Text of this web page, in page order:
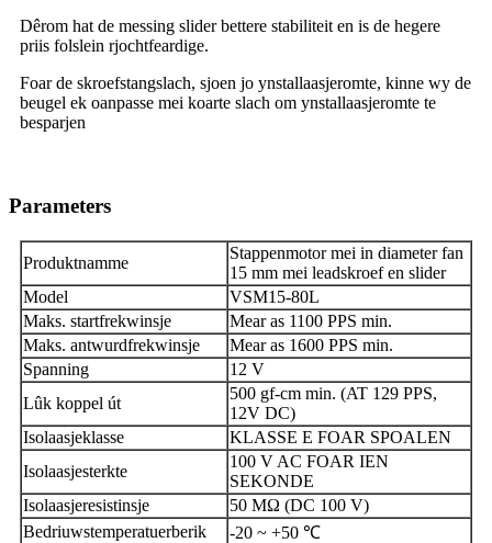
Dêrom hat de messing slider bettere stabiliteit en is de hegere
priis folslein rjochtfeardige.
Foar de skroefstangslach, sjoen jo ynstallaasjeromte, kinne wy ​​de
beugel ek oanpasse mei koarte slach om ynstallaasjeromte te
besparjen
Parameters
Produktnamme
Stappenmotor mei in diameter fan
15 mm mei leadskroef en slider
Model
VSM15-80L
Maks. startfrekwinsje
Mear as 1100 PPS min.
Maks. antwurdfrekwinsje
Mear as 1600 PPS min.
Spanning
12 V
Lûk koppel út
500 gf-cm min. (AT 129 PPS,
12V DC)
Isolaasjeklasse
KLASSE E FOAR SPOALEN
Isolaasjesterkte
100 V AC FOAR IEN
SEKONDE
Isolaasjeresistinsje
50 MΩ (DC 100 V)
Bedriuwstemperatuerberik
-20 ~ +50 ℃